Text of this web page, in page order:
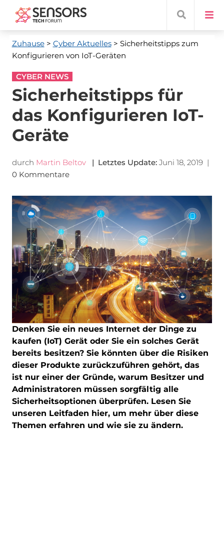
Zuhause> Cyber ​​Aktuelles> Sicherheitstipps zum
Konfigurieren von IoT-Geräten
CYBER NEWS
Sicherheitstipps für
das Konfigurieren IoT-
Geräte
durch Martin Beltov | Letztes Update: Juni 18, 2019|
0 Kommentare
Denken Sie ein neues Internet der Dinge zu
kaufen (IoT) Gerät oder Sie ein solches Gerät
bereits besitzen? Sie könnten über die Risiken
dieser Produkte zurückzuführen gehört, das
ist nur einer der Gründe, warum Besitzer und
Administratoren müssen sorgfältig alle
Sicherheitsoptionen überprüfen. Lesen Sie
unseren Leitfaden hier, um mehr über diese
Themen erfahren und wie sie zu ändern.